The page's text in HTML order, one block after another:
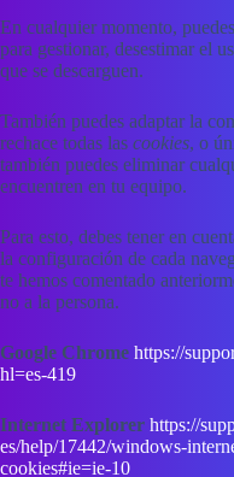
En cualquier momento,
para gestionar, desestimar el
que se descarguen.
También puedes adaptar la
rechace todas las cookies, o
también puedes eliminar
encuentren en tu equipo.
Para esto, debes tener en
la configuración de cada
te hemos comentado
no a la persona.
Google Chrome https://
hl=es-419
Internet Explorer https://
es/help/17442/windows-
cookies#ie=ie-10